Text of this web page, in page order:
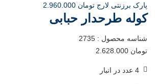
پارک برزنتی لارج تومان
کوله طرحدار حبابی
شناسه محصول : 2735
تومان
4 عدد در انبار